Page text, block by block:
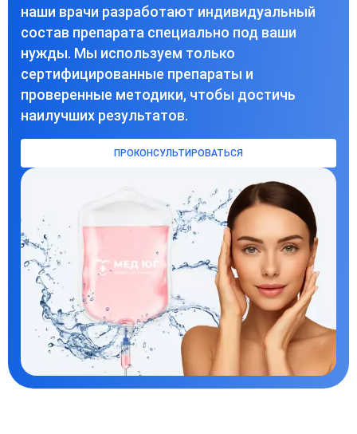
наши врачи разработают индивидуальный
состав препарата специально под ваши
нужды. Мы используем только
сертифицированные препараты и
проверенные методики, чтобы достичь
наилучших результатов.
ПРОКОНСУЛЬТИРОВАТЬСЯ